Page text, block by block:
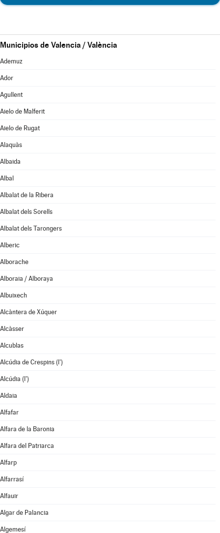
Municipios de Valencia / València
Ademuz
Ador
Agullent
Aielo de Malferit
Aielo de Rugat
Alaquàs
Albaida
Albal
Albalat de la Ribera
Albalat dels Sorells
Albalat dels Tarongers
Alberic
Alborache
Alboraia / Alboraya
Albuixech
Alcàntera de Xúquer
Alcàsser
Alcublas
Alcúdia de Crespins (l')
Alcúdia (l')
Aldaia
Alfafar
Alfara de la Baronia
Alfara del Patriarca
Alfarp
Alfarrasí
Alfauir
Algar de Palancia
Algemesí